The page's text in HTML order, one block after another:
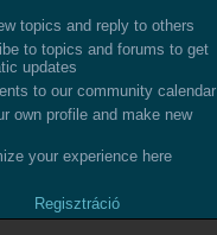
topics and reply to others
to topics and forums to get
updates
to our community calendar
own profile and make new
your experience here
Regisztráció